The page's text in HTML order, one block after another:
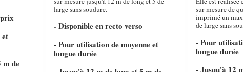
m de
large sans soudure.
- Disponible en recto verso
- Pour utilisation de moyenne et
longue durée
sur mesure de
imprimé un
de large sans
- Pour
longue durée
- Jusqu'à 12